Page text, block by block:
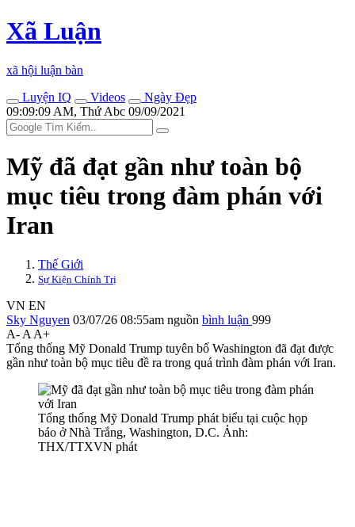
Xã Luận
xã hội luận bàn
Luyện IQ
Videos
Ngày Đẹp
09:09:09 AM, Thứ Abc 09/09/2021
Mỹ đã đạt gần như toàn bộ
mục tiêu trong đàm phán với
Iran
Thế Giới
Sự Kiện Chính Trị
VN EN
Sky Nguyen 03/07/26 08:55am nguồn bình luận 999
A- A A+
Tổng thống Mỹ Donald Trump tuyên bố Washington đã đạt được
gần như toàn bộ mục tiêu đề ra trong quá trình đàm phán với Iran.
Tổng thống Mỹ Donald Trump phát biểu tại cuộc họp
báo ở Nhà Trắng, Washington, D.C. Ảnh:
THX/TTXVN phát